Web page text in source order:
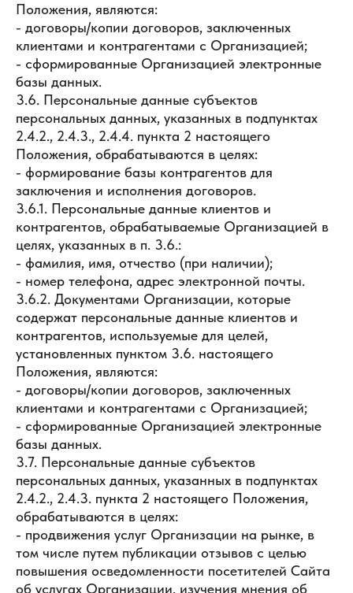
Положения, являются:
- договоры/копии договоров, заключенных
клиентами и контрагентами с Организацией;
- сформированные Организацией электронные
базы данных.
3.6. Персональные данные субъектов
персональных данных, указанных в подпунктах
2.4.2., 2.4.3., 2.4.4. пункта 2 настоящего
Положения, обрабатываются в целях:
- формирование базы контрагентов для
заключения и исполнения договоров.
3.6.1. Персональные данные клиентов и
контрагентов, обрабатываемые Организацией в
целях, указанных в п. 3.6.:
- фамилия, имя, отчество (при наличии);
- номер телефона, адрес электронной почты.
3.6.2. Документами Организации, которые
содержат персональные данные клиентов и
контрагентов, используемые для целей,
установленных пунктом 3.6. настоящего
Положения, являются:
- договоры/копии договоров, заключенных
клиентами и контрагентами с Организацией;
- сформированные Организацией электронные
базы данных.
3.7. Персональные данные субъектов
персональных данных, указанных в подпунктах
2.4.2., 2.4.3. пункта 2 настоящего Положения,
обрабатываются в целях:
- продвижения услуг Организации на рынке, в
том числе путем публикации отзывов с целью
повышения осведомленности посетителей Сайта
об услугах Организации, изучения мнения об